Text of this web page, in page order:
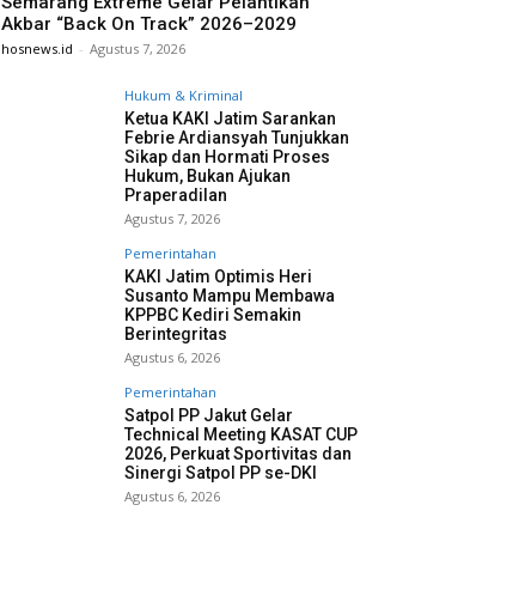
Akbar “Back On Track” 2026–2029
hosnews.id - Agustus 7, 2026
Hukum & Kriminal
Ketua KAKI Jatim Sarankan
Febrie Ardiansyah Tunjukkan
Sikap dan Hormati Proses
Hukum, Bukan Ajukan
Praperadilan
Agustus 7, 2026
Pemerintahan
KAKI Jatim Optimis Heri
Susanto Mampu Membawa
KPPBC Kediri Semakin
Berintegritas
Agustus 6, 2026
Pemerintahan
Satpol PP Jakut Gelar
Technical Meeting KASAT CUP
2026, Perkuat Sportivitas dan
Sinergi Satpol PP se-DKI
Agustus 6, 2026